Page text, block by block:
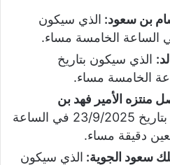
بن سعود: الذي سيكون
الذي سيكون بتاريخ
منتزه الأمير فهد بن
الذي سيكون بتاريخ 23/9/2025 في الساعة
دقيقة مساء.
سعود الجوية: الذي سيكون